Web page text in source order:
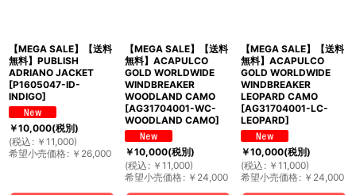
【MEGA SALE】【送料
無料】PUBLISH
ADRIANO JACKET
[P1605047-ID-
INDIGO]
￥10,000(税別)
(税込 : ￥ 11,000)
希望小売価格: ￥ 26,000
【MEGA SALE】【送料
無料】ACAPULCO
GOLD WORLDWIDE
WINDBREAKER
WOODLAND CAMO
[AG31704001-WC-
WOODLAND CAMO]
￥10,000(税別)
(税込 : ￥ 11,000)
希望小売価格: ￥ 24,000
【MEGA SALE】【送料
無料】ACAPULCO
GOLD WORLDWIDE
WINDBREAKER
LEOPARD CAMO
[AG31704001-LC-
LEOPARD]
￥10,000(税別)
(税込 : ￥ 11,000)
希望小売価格: ￥ 24,000